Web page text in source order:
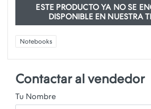
ESTE PRODUCTO YA NO SE
DISPONIBLE EN NUESTRA
Notebooks
Contactar al vendedor
Tu Nombre